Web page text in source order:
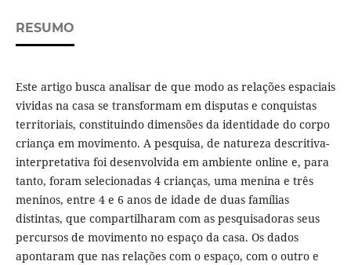
RESUMO
Este artigo busca analisar de que modo as relações espaciais
vividas na casa se transformam em disputas e conquistas
territoriais, constituindo dimensões da identidade do corpo
criança em movimento. A pesquisa, de natureza descritiva-
interpretativa foi desenvolvida em ambiente online e, para
tanto, foram selecionadas 4 crianças, uma menina e três
meninos, entre 4 e 6 anos de idade de duas famílias
distintas, que compartilharam com as pesquisadoras seus
percursos de movimento no espaço da casa. Os dados
apontaram que nas relações com o espaço, com o outro e